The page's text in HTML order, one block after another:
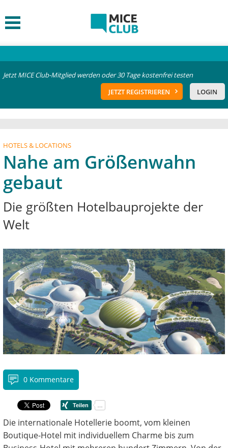
Jetzt MICE Club-Mitglied werden oder 30 Tage kostenfrei testen
JETZT REGISTRIEREN
LOGIN
HOTELS & LOCATIONS
Nahe am Größenwahn
gebaut
Die größten Hotelbauprojekte der
Welt
0 Kommentare
Die internationale Hotellerie boomt, vom kleinen
Boutique-Hotel mit individuellem Charme bis zum